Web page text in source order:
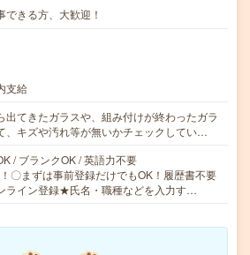
できる方、大歓迎！
支給
出てきたガラスや、組み付けが終わったガラ
、キズや汚れ等が無いかチェックしてい…
/ ブランクOK / 英語力不要
〇まずは事前登録だけでもOK！履歴書不要
ライン登録★氏名・職種などを入力す…